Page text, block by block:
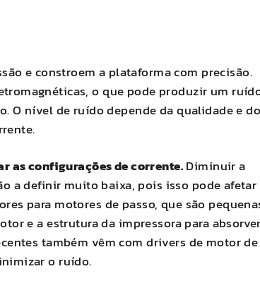
e constroem a plataforma com precisão.
o que pode produzir um
O nível de ruído depende da qualidade e do
as configurações de corrente.Diminuir a
a definir muito baixa, pois isso pode afetar
para motores de passo, que são
e a estrutura da impressora para absorver
também vêm com drivers de motor de
o ruído.